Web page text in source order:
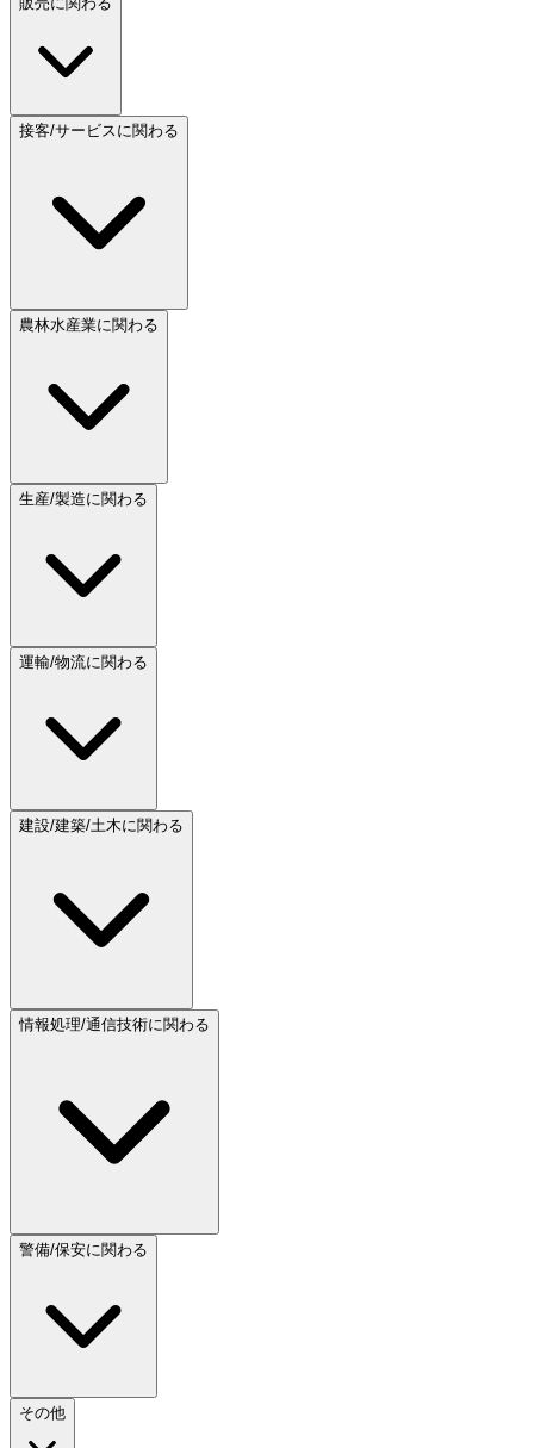
接客/サービスに関わる
農林水産業に関わる
生産/製造に関わる
運輸/物流に関わる
建設/建築/土木に関わる
情報処理/通信技術に関わる
警備/保安に関わる
その他